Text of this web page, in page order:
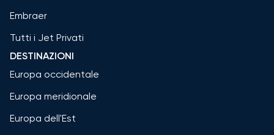
Embraer
Tutti i Jet Privati
DESTINAZIONI
Europa occidentale
Europa meridionale
Europa dell'Est